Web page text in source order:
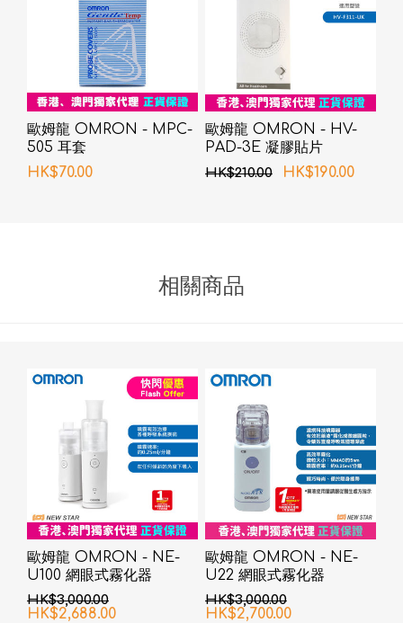
歐姆龍 OMRON - MPC-
505 耳套
HK$70.00
歐姆龍 OMRON - HV-
PAD-3E 凝膠貼片
HK$210.00 HK$190.00
相關商品
歐姆龍 OMRON - NE-
U100 網眼式霧化器
HK$3,000.00
HK$2,688.00
歐姆龍 OMRON - NE-
U22 網眼式霧化器
HK$3,000.00
HK$2,700.00